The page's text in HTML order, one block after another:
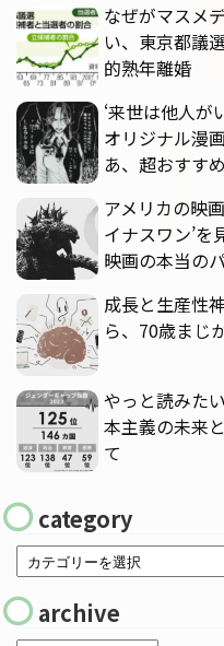
なぜがマスメ
い、東京都議
的熟年離婚
‘来世は他人が
オリジナル漫
あ、超おすすめ
アメリカの映
イナスワン’
映画の本当の
成長と生産性
ら、70歳まじ
やっと読みた
本主義の未来
て
category
archive